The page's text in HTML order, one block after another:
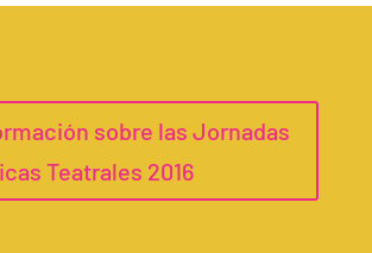
sobre las Jornadas
Teatrales 2016